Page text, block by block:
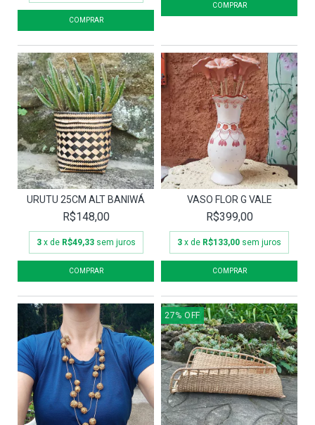
URUTU 25CM ALT BANIWÁ
R$148,00
3 x de R$49,33 sem juros
VASO FLOR G VALE
R$399,00
3 x de R$133,00 sem juros
27% OFF